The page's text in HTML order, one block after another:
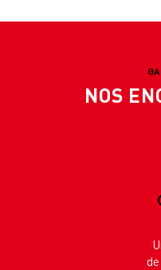
NOS